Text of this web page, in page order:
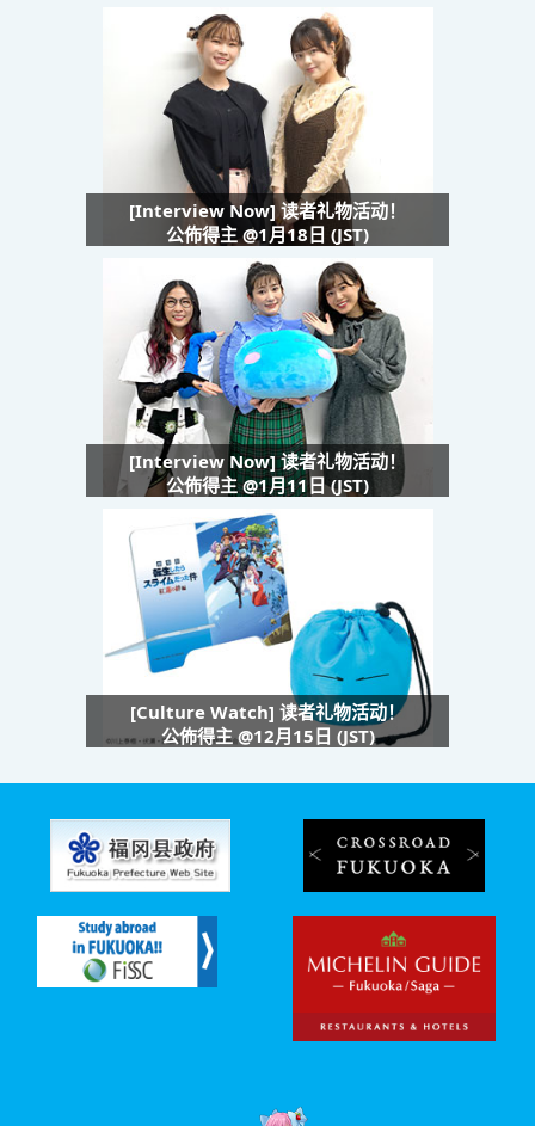
[Interview Now] 读者礼物活动！
公佈得主 @1月18日 (JST)
[Interview Now] 读者礼物活动！
公佈得主 @1月11日 (JST)
[Culture Watch] 读者礼物活动！
公佈得主 @12月15日 (JST)